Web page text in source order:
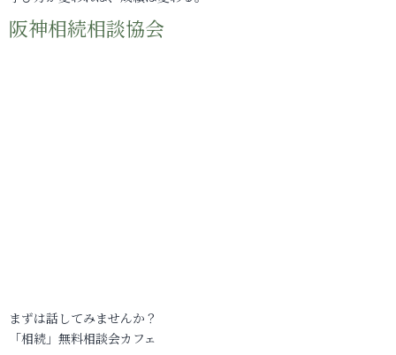
阪神相続相談協会
まずは話してみませんか？
「相続」無料相談会カフェ